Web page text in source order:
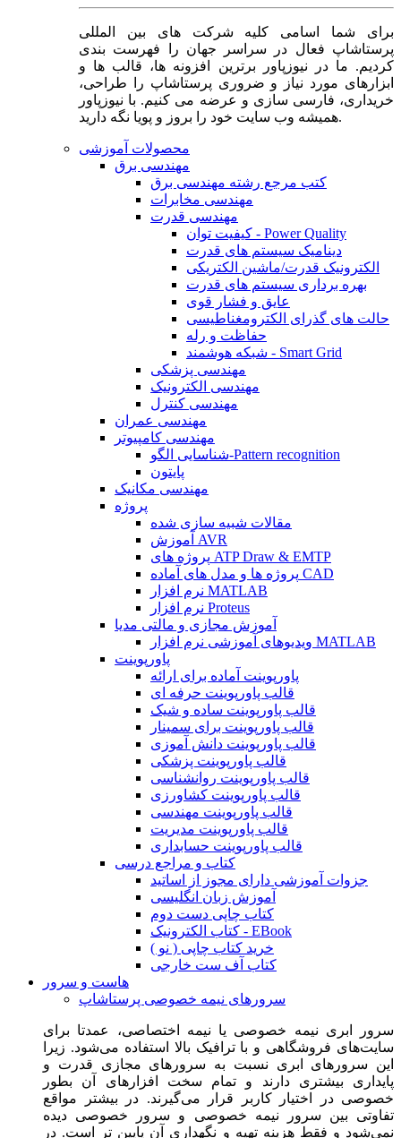
برای شما اسامی کلیه شرکت های بین المللی
پرستاشاپ فعال در سراسر جهان را فهرست بندی
کردیم. ما در نیوزپاور برترین افزونه ها، قالب ها و
ابزارهای مورد نیاز و ضروری پرستاشاپ را طراحی،
خریداری، فارسی سازی و عرضه می کنیم. با نیوزپاور
همیشه وب سایت خود را بروز و پویا نگه دارید.
محصولات آموزشی
مهندسی برق
کتب مرجع رشته مهندسی برق
مهندسی مخابرات
مهندسی قدرت
کیفیت توان - Power Quality
دینامیک سیستم های قدرت
الکترونیک قدرت/ماشین الکتریکی
بهره برداری سیستم های قدرت
عایق و فشار قوی
حالت های گذرای الکترومغناطیسی
حفاظت و رله
شبکه هوشمند - Smart Grid
مهندسی پزشکی
مهندسی الکترونیک
مهندسی کنترل
مهندسی عمران
مهندسی کامپیوتر
شناسایی الگو-Pattern recognition
پایتون
مهندسی مکانیک
پروژه
مقالات شبیه سازی شده
آموزش AVR
پروژه های ATP Draw & EMTP
پروژه ها و مدل های آماده CAD
نرم افزار MATLAB
نرم افزار Proteus
آموزش مجازی و مالتی مدیا
ویدیوهای آموزشی نرم افزار MATLAB
پاورپوینت
پاورپوینت آماده برای ارائه
قالب پاورپوینت حرفه ای
قالب پاورپوینت ساده و شیک
قالب پاورپوینت برای سمینار
قالب پاورپوینت دانش آموزی
قالب پاورپوینت پزشکی
قالب پاورپوینت روانشناسی
قالب پاورپوینت کشاورزی
قالب پاورپوینت مهندسی
قالب پاورپوینت مدیریت
قالب پاورپوینت حسابداری
کتاب و مراجع درسی
جزوات آموزشی دارای مجوز از اساتید
آموزش زبان انگلیسی
کتاب چاپی دست دوم
کتاب الکترونیک - EBook
خرید کتاب چاپی ( نو )
کتاب آف ست خارجی
هاست و سرور
سرورهای نیمه خصوصی پرستاشاپ
سرور ابری نیمه خصوصی یا نیمه اختصاصی، عمدتا برای
سایت‌های فروشگاهی و با ترافیک بالا استفاده می‌شود. زیرا
این سرورهای ابری نسبت به سرورهای مجازی قدرت و
پایداری بیشتری دارند و تمام سخت افزارهای آن بطور
خصوصی در اختیار کاربر قرار می‌گیرند. در بیشتر مواقع
تفاوتی بین سرور نیمه خصوصی و سرور خصوصی دیده
نمی‌شود و فقط هزینه تهیه و نگهداری آن پایین تر است. در